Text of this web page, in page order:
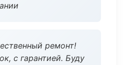
ремонт!
с гарантией. Буду